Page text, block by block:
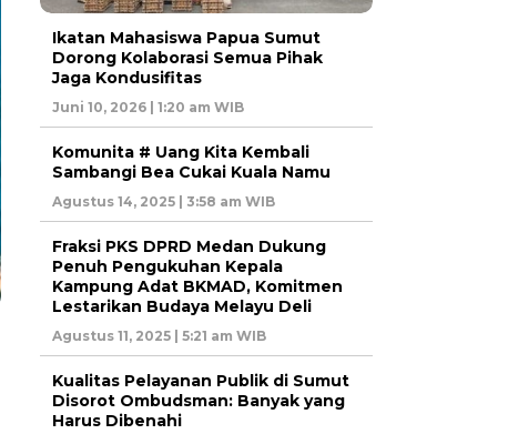
Ikatan Mahasiswa Papua Sumut
Dorong Kolaborasi Semua Pihak
Jaga Kondusifitas
Juni 10, 2026 | 1:20 am WIB
Komunita # Uang Kita Kembali
Sambangi Bea Cukai Kuala Namu
Agustus 14, 2025 | 3:58 am WIB
Fraksi PKS DPRD Medan Dukung
Penuh Pengukuhan Kepala
Kampung Adat BKMAD, Komitmen
Lestarikan Budaya Melayu Deli
Agustus 11, 2025 | 5:21 am WIB
Kualitas Pelayanan Publik di Sumut
Disorot Ombudsman: Banyak yang
Harus Dibenahi